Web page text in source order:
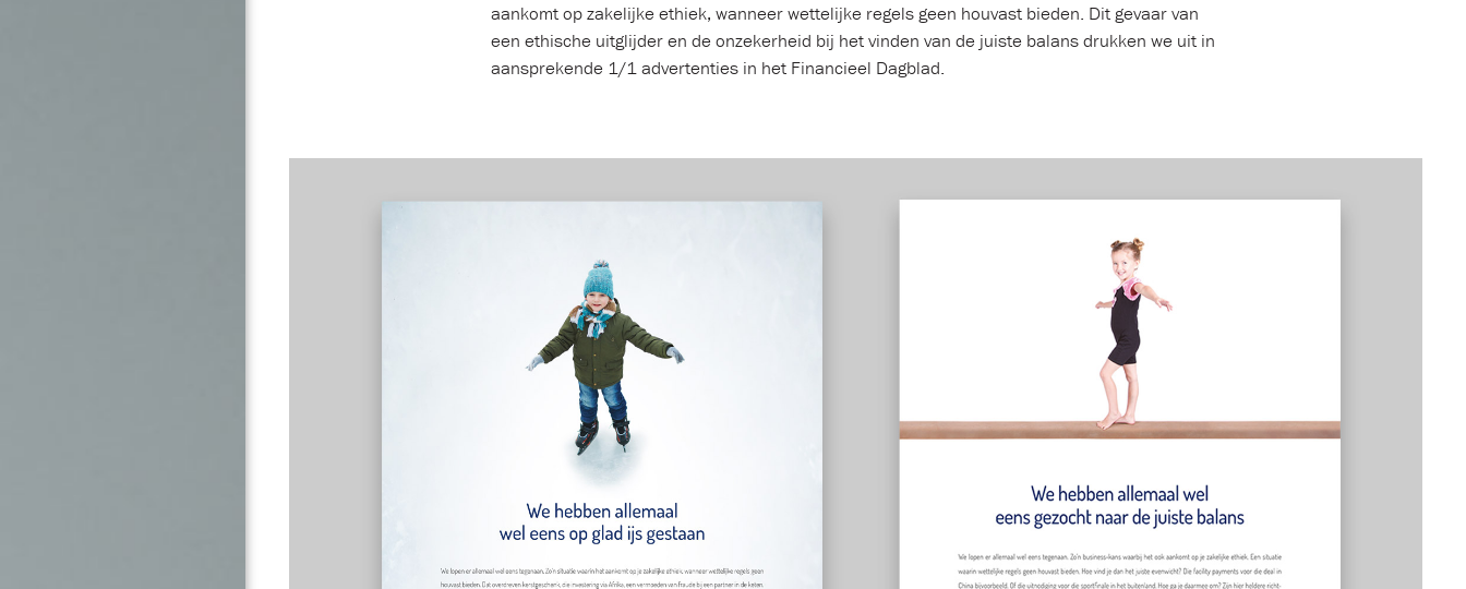
aankomt op zakelijke ethiek, wanneer wettelijke regels geen houvast bieden. Dit gevaar van
een ethische uitglijder en de onzekerheid bij het vinden van de juiste balans drukken we uit in
aansprekende 1/1 advertenties in het Financieel Dagblad.